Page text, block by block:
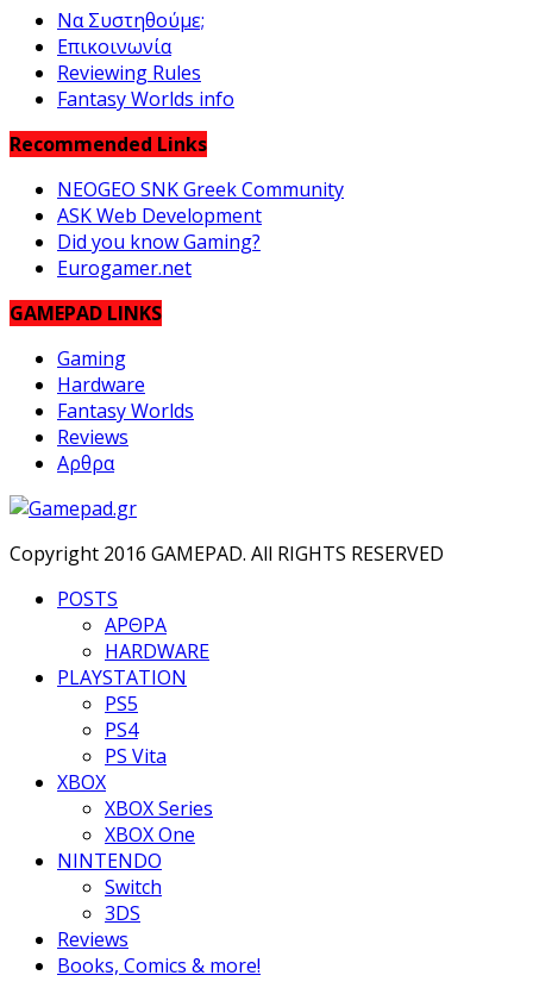
Να Συστηθούμε;
Επικοινωνία
Reviewing Rules
Fantasy Worlds info
Recommended Links
NEOGEO SNK Greek Community
ASK Web Development
Did you know Gaming?
Eurogamer.net
GAMEPAD LINKS
Gaming
Hardware
Fantasy Worlds
Reviews
Αρθρα
Copyright 2016 GAMEPAD. All RIGHTS RESERVED
POSTS
ΑΡΘΡΑ
HARDWARE
PLAYSTATION
PS5
PS4
PS Vita
XBOX
XBOX Series
XBOX One
NINTENDO
Switch
3DS
Reviews
Books, Comics & more!